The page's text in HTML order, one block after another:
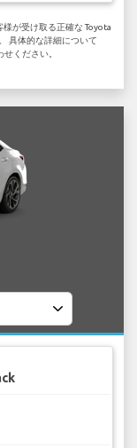
が受け取る正確な Toyota
具体的な詳細について
ください。